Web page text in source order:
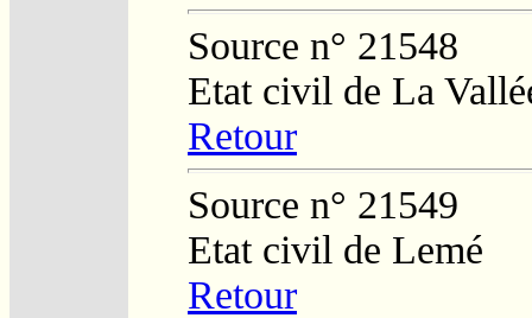
Source n° 21548
Etat civil de La
Retour
Source n° 21549
Etat civil de Lemé
Retour